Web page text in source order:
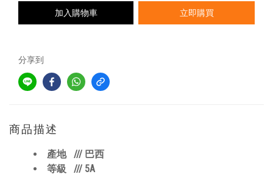
加入購物車 立即購買
分享到
商品描述
產地 /// 巴西
等級 /// 5A